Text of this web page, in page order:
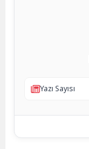
Yazı Sayısı